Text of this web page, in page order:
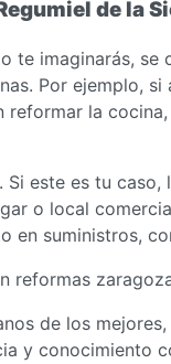
de la
te imaginarás,
Por ejemplo,
reformar la
Si este es tu
o local
en suministros,
reformas
de los
y conocimiento